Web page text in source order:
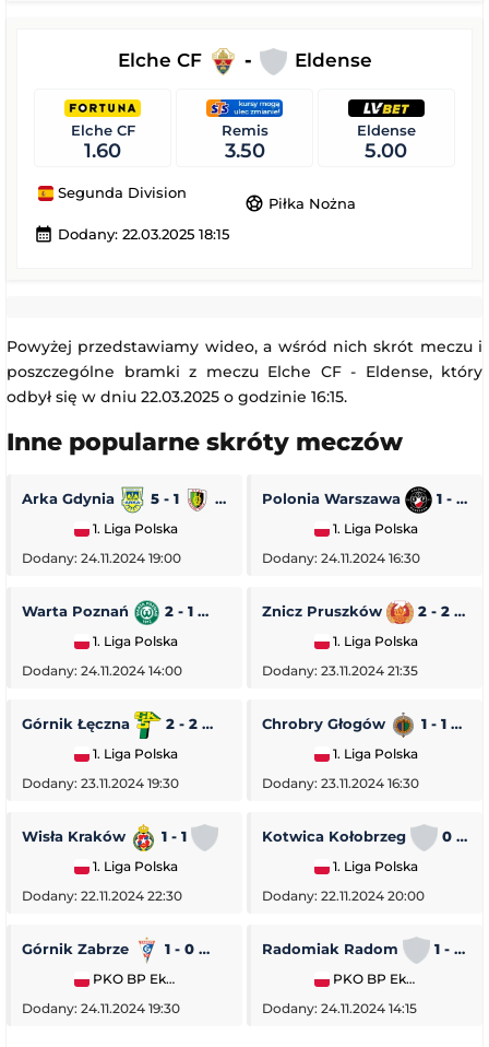
Elche CF - Eldense
Elche CF
1.60
Remis
3.50
Eldense
5.00
Segunda Division
sports_soccer Piłka Nożna
calendar_month Dodany: 22.03.2025 18:15
Powyżej przedstawiamy wideo, a wśród nich skrót meczu i
poszczególne bramki z meczu Elche CF - Eldense, który
odbył się w dniu 22.03.2025 o godzinie 16:15.
Inne popularne skróty meczów
Arka Gdynia 5 - 1
1. Liga Polska
Dodany: 24.11.2024 19:00
Polonia Warszawa 1 - 0
1. Liga Polska
Dodany: 24.11.2024 16:30
Warta Poznań 2 - 1 Pogoń Siedlce
1. Liga Polska
Dodany: 24.11.2024 14:00
Znicz Pruszków 2 - 2
1. Liga Polska
Dodany: 23.11.2024 21:35
Górnik Łęczna 2 - 2 GKS Tychy
1. Liga Polska
Dodany: 23.11.2024 19:30
Chrobry Głogów 1 - 1
1. Liga Polska
Dodany: 23.11.2024 16:30
Wisła Kraków 1 - 1 Stal Rzeszów
1. Liga Polska
Dodany: 22.11.2024 22:30
Kotwica Kołobrzeg 0 - 5
1. Liga Polska
Dodany: 22.11.2024 20:00
Górnik Zabrze 1 - 0 Piast Gliwice
PKO BP Ekstraklasa
Dodany: 24.11.2024 19:30
Radomiak Radom 1 - 2
PKO BP Ekstraklasa
Dodany: 24.11.2024 14:15